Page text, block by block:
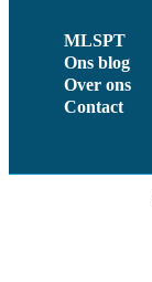
MLSPT
Ons blog
Over ons
Contact